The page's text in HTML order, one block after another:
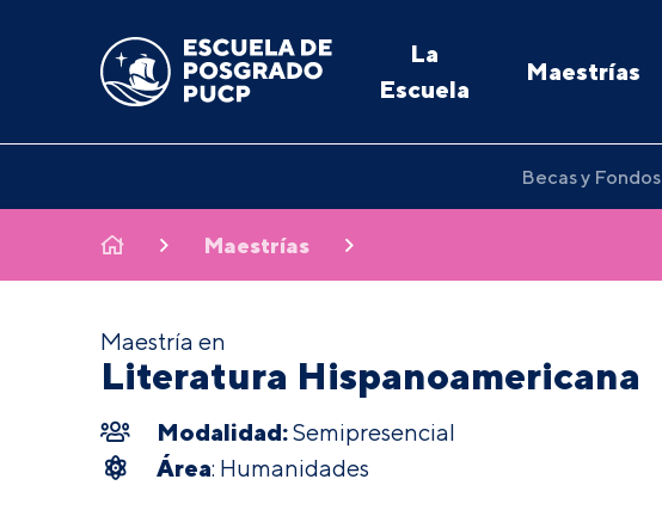
La
Escuela
Maestrías
Becas y Fondos
Maestrías
Maestría en
Literatura Hispanoamericana
Modalidad:Semipresencial
Área: Humanidades